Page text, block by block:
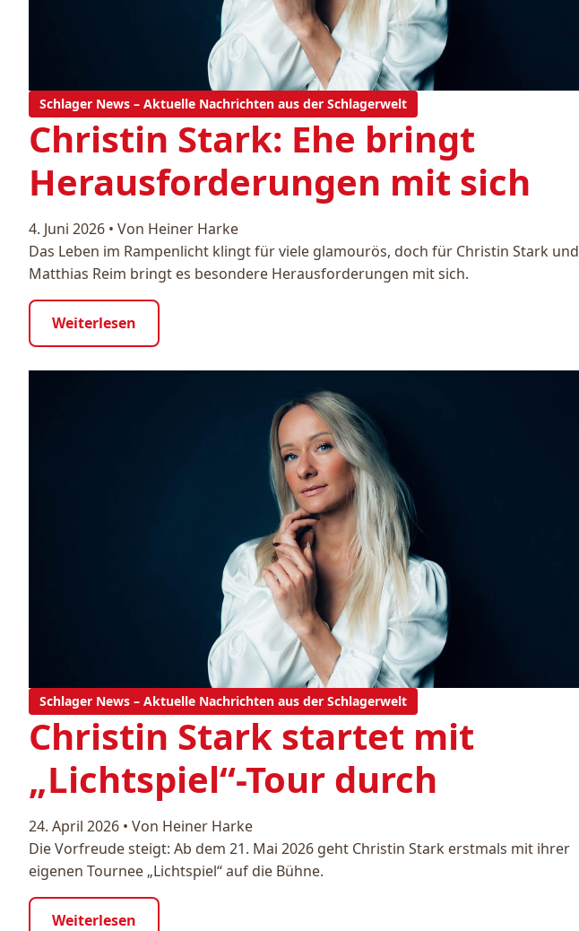
Schlager News – Aktuelle Nachrichten aus der Schlagerwelt
Christin Stark: Ehe bringt
Herausforderungen mit sich
4. Juni 2026 • Von Heiner Harke
Das Leben im Rampenlicht klingt für viele glamourös, doch für Christin Stark und
Matthias Reim bringt es besondere Herausforderungen mit sich.
Weiterlesen
Schlager News – Aktuelle Nachrichten aus der Schlagerwelt
Christin Stark startet mit
„Lichtspiel“-Tour durch
24. April 2026 • Von Heiner Harke
Die Vorfreude steigt: Ab dem 21. Mai 2026 geht Christin Stark erstmals mit ihrer
eigenen Tournee „Lichtspiel“ auf die Bühne.
Weiterlesen